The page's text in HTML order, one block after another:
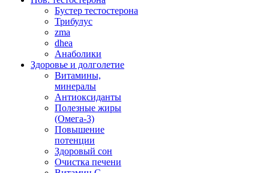
Бустер тестостерона
Трибулус
zma
dhea
Анаболики
Здоровье и долголетие
Витамины,
минералы
Антиоксиданты
Полезные жиры
(Омега-3)
Повышение
потенции
Здоровый сон
Очистка печени